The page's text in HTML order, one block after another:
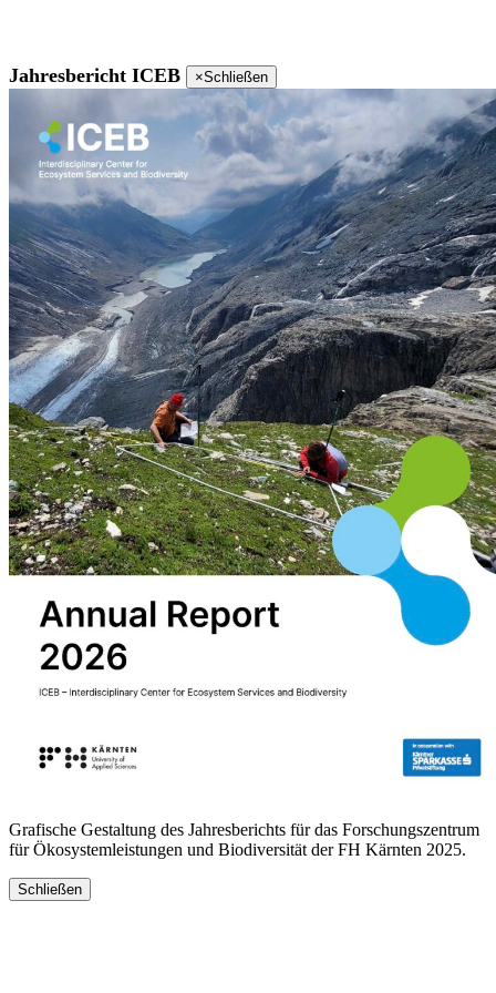
Jahresbericht ICEB ×Schließen
Grafische Gestaltung des Jahresberichts für das Forschungszentrum
für Ökosystemleistungen und Biodiversität der FH Kärnten 2025.
Schließen